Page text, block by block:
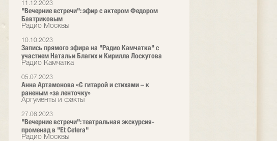
11.12.2023
"Вечерние встречи": эфир с актером Федором
Бавтриковым
Радио Москвы
10.10.2023
Запись прямого эфира на "Радио Камчатка" с
участием Натальи Благих и Кирилла Лоскутова
Радио Камчатка
05.07.2023
Анна Артамонова «С гитарой и стихами – к
раненым «за ленточку»
Аргументы и факты
27.06.2023
"Вечерние встречи": театральная экскурсия-
променад в "Et Cetera"
Радио Москвы